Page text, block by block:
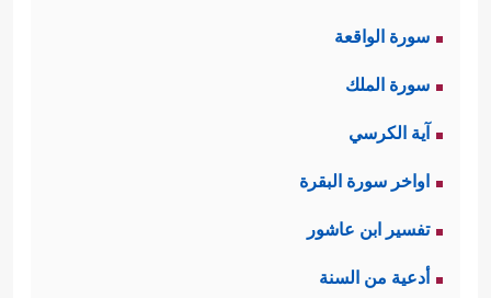
سورة الواقعة
سورة الملك
آية الكرسي
اواخر سورة البقرة
تفسير ابن عاشور
أدعية من السنة